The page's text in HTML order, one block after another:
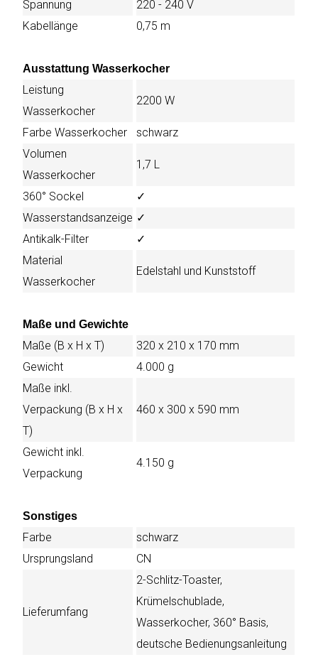
Spannung
220 - 240 V
Kabellänge
0,75 m
Ausstattung Wasserkocher
Leistung
Wasserkocher
2200 W
Farbe Wasserkocher
schwarz
Volumen
Wasserkocher
1,7 L
360° Sockel
✓
Wasserstandsanzeige ✓
Antikalk-Filter
✓
Material
Wasserkocher
Edelstahl und Kunststoff
Maße und Gewichte
Maße (B x H x T)
320 x 210 x 170 mm
Gewicht
4.000 g
Maße inkl.
Verpackung (B x H x
T)
460 x 300 x 590 mm
Gewicht inkl.
Verpackung
4.150 g
Sonstiges
Farbe
schwarz
Ursprungsland
CN
Lieferumfang
2-Schlitz-Toaster,
Krümelschublade,
Wasserkocher, 360° Basis,
deutsche Bedienungsanleitung